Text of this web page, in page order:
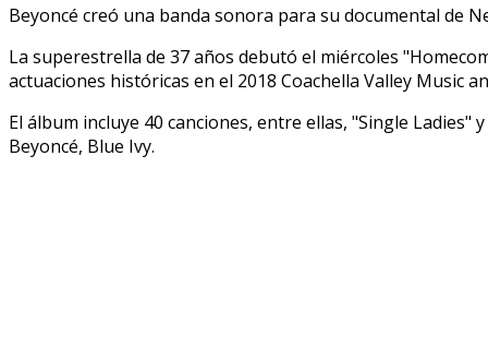
Beyoncé creó una banda sonora para su documental de
La superestrella de 37 años debutó el miércoles
actuaciones históricas en el 2018 Coachella Valley Music
El álbum incluye 40 canciones, entre ellas, "Single
Beyoncé, Blue Ivy.